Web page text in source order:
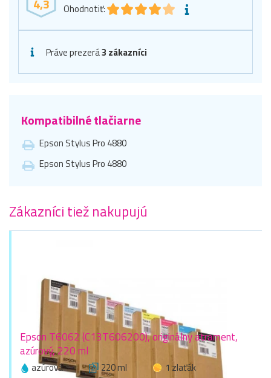
4,3
Ohodnotiť:
Práve prezerá3 zákazníci
Kompatibilné tlačiarne
Epson Stylus Pro 4880
Epson Stylus Pro 4880
Zákazníci tiež nakupujú
Epson T6062 (C13T606200), originálny atrament,
azúrový, 220 ml
azúrová 220 ml
1 zlaťák